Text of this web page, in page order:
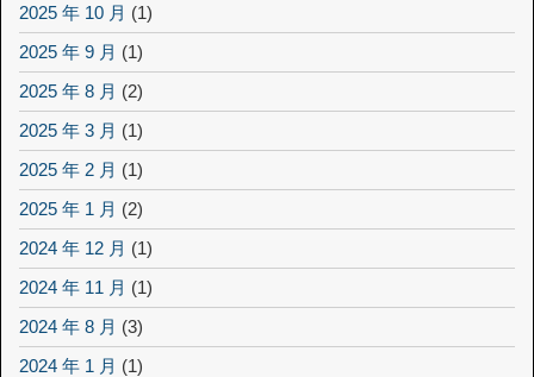
2025 年 10 月 (1)
2025 年 9 月 (1)
2025 年 8 月 (2)
2025 年 3 月 (1)
2025 年 2 月 (1)
2025 年 1 月 (2)
2024 年 12 月 (1)
2024 年 11 月 (1)
2024 年 8 月 (3)
2024 年 1 月 (1)